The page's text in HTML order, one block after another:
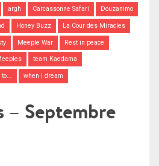
argh Carcassonne Safari Douzanimo
Honey Buzz La Cour des Miracles
Meeple War Rest in peace
team Kaedama
to... when i dream
– Septembre